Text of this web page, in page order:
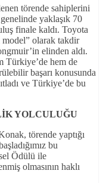
törende sahiplerini
yaklaşık 70
finale kaldı. Toyota
olarak takdir
elinden aldı.
Türkiye’de hem de
başarı konusunda
ve Türkiye’de bu
YOLCULUĞU
törende yaptığı
bu
Ödülü ile
olmasının haklı